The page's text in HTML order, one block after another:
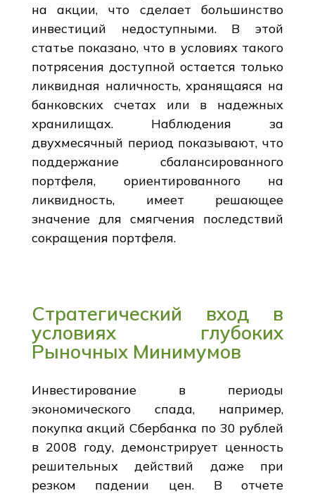
на акции, что сделает большинство
инвестиций недоступными. В этой
статье показано, что в условиях такого
потрясения доступной остается только
ликвидная наличность, хранящаяся на
банковских счетах или в надежных
хранилищах. Наблюдения за
двухмесячный период показывают, что
поддержание сбалансированного
портфеля, ориентированного на
ликвидность, имеет решающее
значение для смягчения последствий
сокращения портфеля.
Стратегический вход в
условиях глубоких
Рыночных Минимумов
Инвестирование в периоды
экономического спада, например,
покупка акций Сбербанка по 30 рублей
в 2008 году, демонстрирует ценность
решительных действий даже при
резком падении цен. В отчете